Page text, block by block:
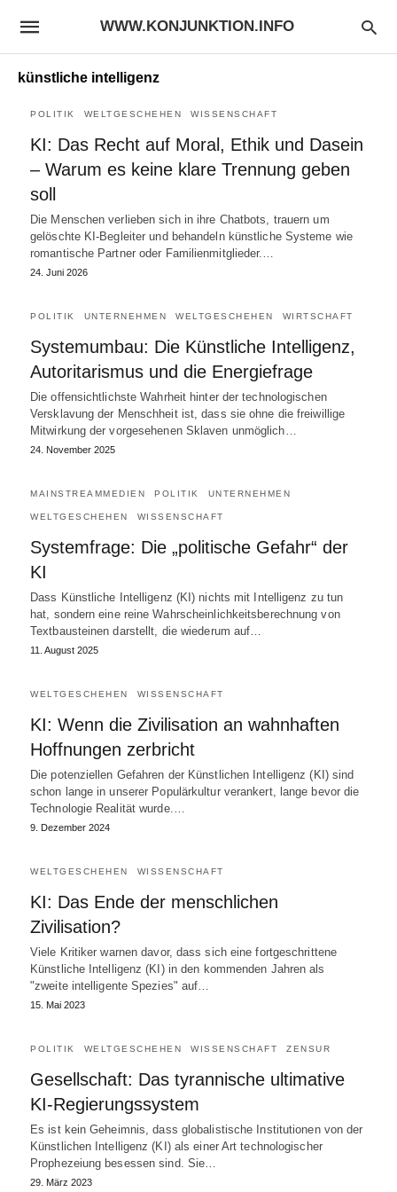
WWW.KONJUNKTION.INFO
künstliche intelligenz
POLITIK WELTGESCHEHEN WISSENSCHAFT
KI: Das Recht auf Moral, Ethik und Dasein
– Warum es keine klare Trennung geben
soll
Die Menschen verlieben sich in ihre Chatbots, trauern um
gelöschte KI-Begleiter und behandeln künstliche Systeme wie
romantische Partner oder Familienmitglieder.…
24. Juni 2026
POLITIK UNTERNEHMEN WELTGESCHEHEN WIRTSCHAFT
Systemumbau: Die Künstliche Intelligenz,
Autoritarismus und die Energiefrage
Die offensichtlichste Wahrheit hinter der technologischen
Versklavung der Menschheit ist, dass sie ohne die freiwillige
Mitwirkung der vorgesehenen Sklaven unmöglich…
24. November 2025
MAINSTREAMMEDIEN POLITIK UNTERNEHMEN
WELTGESCHEHEN WISSENSCHAFT
Systemfrage: Die „politische Gefahr“ der
KI
Dass Künstliche Intelligenz (KI) nichts mit Intelligenz zu tun
hat, sondern eine reine Wahrscheinlichkeitsberechnung von
Textbausteinen darstellt, die wiederum auf…
11. August 2025
WELTGESCHEHEN WISSENSCHAFT
KI: Wenn die Zivilisation an wahnhaften
Hoffnungen zerbricht
Die potenziellen Gefahren der Künstlichen Intelligenz (KI) sind
schon lange in unserer Populärkultur verankert, lange bevor die
Technologie Realität wurde.…
9. Dezember 2024
WELTGESCHEHEN WISSENSCHAFT
KI: Das Ende der menschlichen
Zivilisation?
Viele Kritiker warnen davor, dass sich eine fortgeschrittene
Künstliche Intelligenz (KI) in den kommenden Jahren als
"zweite intelligente Spezies" auf…
15. Mai 2023
POLITIK WELTGESCHEHEN WISSENSCHAFT ZENSUR
Gesellschaft: Das tyrannische ultimative
KI-Regierungssystem
Es ist kein Geheimnis, dass globalistische Institutionen von der
Künstlichen Intelligenz (KI) als einer Art technologischer
Prophezeiung besessen sind. Sie…
29. März 2023